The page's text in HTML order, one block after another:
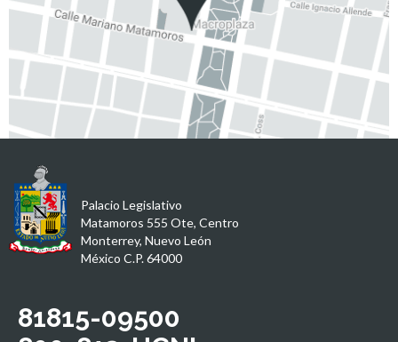
Palacio Legislativo
Matamoros 555 Ote, Centro
Monterrey, Nuevo León
México C.P. 64000
81815-09500